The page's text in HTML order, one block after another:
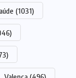
(1031)